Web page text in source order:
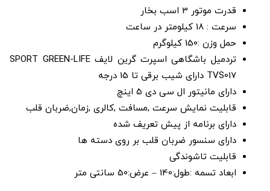
قدرت موتور 3 اسب بخار
سرعت : 18 کیلومتر در ساعت
حمل وزن :150 کیلوگرم
تردمیل باشگاهی اسپرت گرین لایف SPORT GREEN-LIFE
TVS017 دارای شیب برقی تا 15 درجه
دارای مانیتور ال سی دی 5 اینچ
قابلیت نمایش سرعت ,مسافت ,کالری ,زمان,ضربان قلب
دارای برنامه از پیش تعریف شده
دارای سنسور ضربان قلب بر روی دسته ها
قابلیت تاشوندگی
ابعاد تسمه :طول:140 – عرض:50 سانتی متر